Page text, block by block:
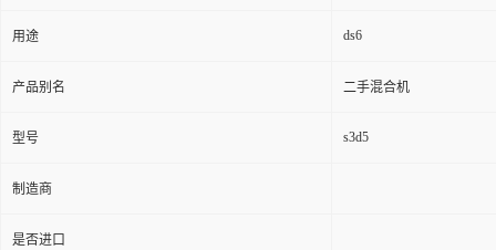
用途 ds6
产品别名 二手混合机
型号 s3d5
制造商
是否进口